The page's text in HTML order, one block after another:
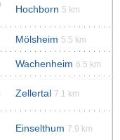
Hochborn 5 km
Mölsheim 5.5 km
Wachenheim 6.5 km
Zellertal 7.1 km
Einselthum 7.9 km